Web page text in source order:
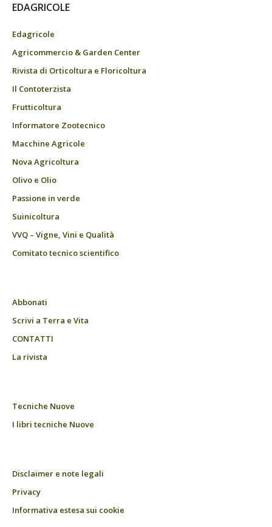
EDAGRICOLE
Edagricole
Agricommercio & Garden Center
Rivista di Orticoltura e Floricoltura
Il Contoterzista
Frutticoltura
Informatore Zootecnico
Macchine Agricole
Nova Agricoltura
Olivo e Olio
Passione in verde
Suinicoltura
VVQ – Vigne, Vini e Qualità
Comitato tecnico scientifico
Abbonati
Scrivi a Terra e Vita
CONTATTI
La rivista
Tecniche Nuove
I libri tecniche Nuove
Disclaimer e note legali
Privacy
Informativa estesa sui cookie